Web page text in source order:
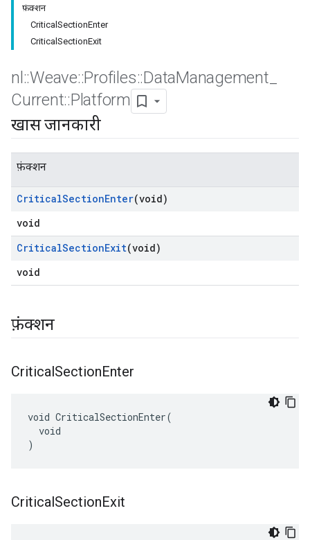
फ़ंक्शन
CriticalSectionEnter
CriticalSectionExit
nl ::Weave::Profiles::DataManagement
Current::Platform
खास जानकारी
फ़ंक्शन
CriticalSectionEnter(void)
void
CriticalSectionExit(void)
void
फ़ंक्शन
CriticalSectionEnter
void CriticalSectionEnter(
  void
)
CriticalSectionExit